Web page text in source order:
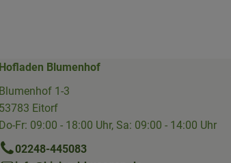
Hofladen Blumenhof
Blumenhof 1-3
53783 Eitorf
Do-Fr: 09:00 - 18:00 Uhr, Sa: 09:00 - 14:00 Uhr
02248-445083